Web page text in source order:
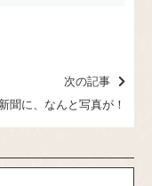
次の記事
聞に、なんと写真が！